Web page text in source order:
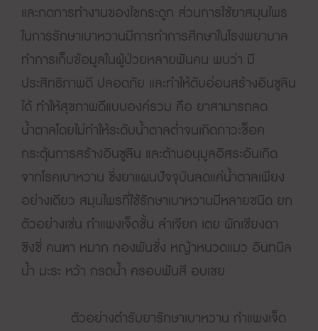
และกดการทำงานของไขกระดูก ส่วนการใช้ยาสมุนไพร
ในการรักษาเบาหวานมีการทำการศึกษาในโรงพยาบาล
ทำการเก็บข้อมูลในผู้ป่วยหลายพันคน พบว่า มี
ประสิทธิภาพดี ปลอดภัย และทำให้ตับอ่อนสร้างอินซูลิน
ได้ ทำให้สุขภาพดีแบบองค์รวม คือ ยาสามารถลด
น้ำตาลโดยไม่ทำให้ระดับน้ำตาลต่ำจนเกิดภาวะช็อค
กระตุ้นการสร้างอินซูลิน และต้านอนุมูลอิสระอันเกิด
จากโรคเบาหวาน ซึ่งยาแผนปัจจุบันลดแค่น้ำตาลเพียง
อย่างเดียว สมุนไพรที่ใช้รักษาเบาหวานมีหลายชนิด ยก
ตัวอย่างเช่น กำแพงเจ็ดชั้น ลำเจียก เตย ผักเชียงดา
ชิงชี่ คนฑา หมาก ทองพันชั่ง หญ้าหนวดแมว อินทนิล
น้ำ มะระ หว้า กรดน้ำ ครอบฟันสี อบเชย
ตัวอย่างตำรับยารักษาเบาหวาน กำแพงเจ็ด